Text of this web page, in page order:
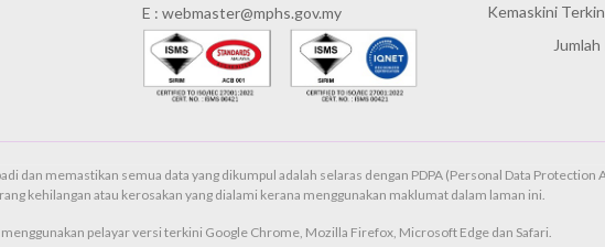
E : webmaster@mphs.gov.my
Kemaskini
dan memastikan semua data yang dikumpul adalah selaras dengan PDPA (Personal Data Protection
kehilangan atau kerosakan yang dialami kerana menggunakan maklumat dalam laman ini.
menggunakan pelayar versi terkini Google Chrome, Mozilla Firefox, Microsoft Edge dan Safari.